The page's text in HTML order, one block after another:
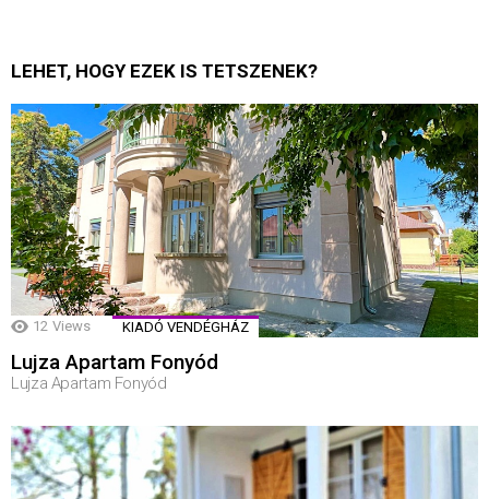
LEHET, HOGY EZEK IS TETSZENEK?
12 Views KIADÓ VENDÉGHÁZ
Lujza Apartam Fonyód
Lujza Apartam Fonyód